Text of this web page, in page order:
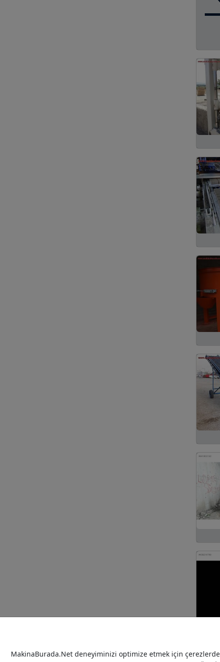
MakinaBurada.Net deneyiminizi optimize etmek için